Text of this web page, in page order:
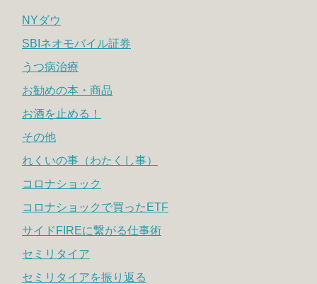
NYダウ
SBIネオモバイル証券
うつ病治療
お勧めの本・商品
お酒を止める！
その他
れくいの事（わたくし事）
コロナショック
コロナショックで買ったETF
サイドFIREに繋がる仕事術
セミリタイア
セミリタイアを振り返る